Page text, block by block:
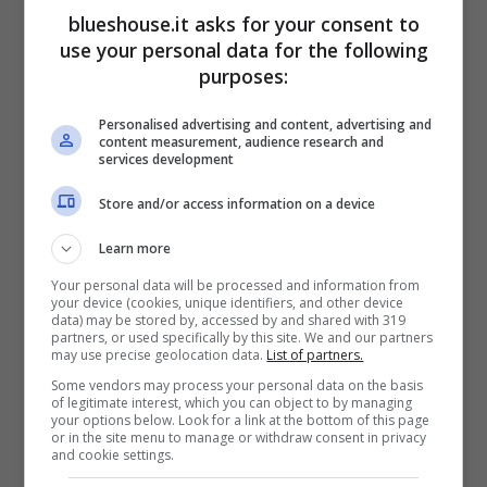
difficilissimo, segnato dal caso del Pandoro
Balocco. Ma la crisi tra i due non sarebbe
una novità: i problemi sono iniziati durante la
co-conduzione del Festival di Sanremo di
Chiara , in cui le manie di protagonismo del
marito l’hanno messa in difficoltà.
rapper con Rosa Chemicalsul palco ha
fatto saltare il tappo alla moglie, sentitasi
sovrastata da lui.
Nell’impegno più importante della sua vita, il
compagno le avrebbe rubato i riflettori,
blueshouse.it asks for your consent to
use your personal data for the following
purposes:
Personalised advertising and content, advertising and
content measurement, audience research and
services development
Store and/or access information on a device
Learn more
Your personal data will be processed and information from
your device (cookies, unique identifiers, and other device
data) may be stored by, accessed by and shared with 319
partners, or used specifically by this site. We and our partners
may use precise geolocation data. List of partners.
Some vendors may process your personal data on the basis
of legitimate interest, which you can object to by managing
your options below. Look for a link at the bottom of this page
or in the site menu to manage or withdraw consent in privacy
and cookie settings.